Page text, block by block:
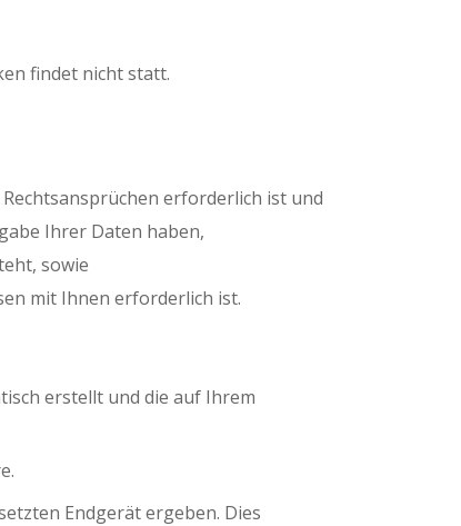
findet nicht statt.
erforderlich ist und
Ihrer Daten haben,
sowie
mit Ihnen erforderlich ist.
erstellt und die auf Ihrem
Endgerät ergeben. Dies